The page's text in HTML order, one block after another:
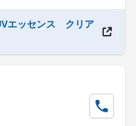
エッセンス クリア